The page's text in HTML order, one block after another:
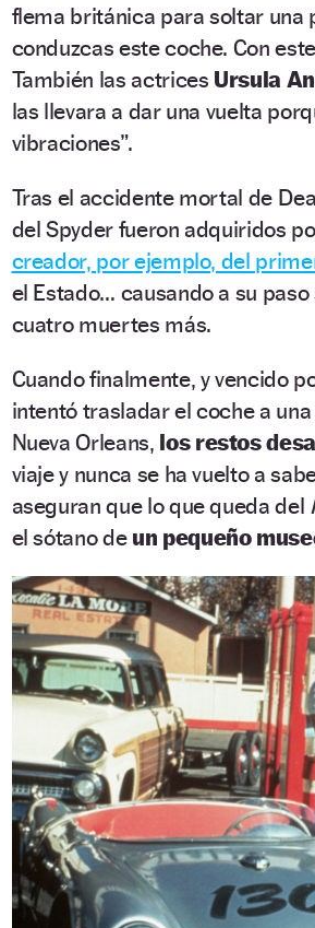
flema británica para soltar una
conduzcas este coche. Con
También las actrices Ursula
las llevara a dar una vuelta
vibraciones”.
Tras el accidente mortal de
del Spyder fueron adquiridos
creador, por ejemplo, del
el Estado… causando a su
cuatro muertes más.
Cuando finalmente, y vencido
intentó trasladar el coche a
Nueva Orleans, los restos
viaje y nunca se ha vuelto a
aseguran que lo que queda del
el sótano de un pequeño